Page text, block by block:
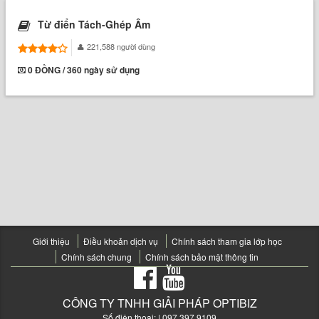
the old man laboured up the hill
ông lão cố sức leo lên sườn đồi
the ship laboured through the rough seas
labouring to breathe
mình là một diễn viên giỏi
people labouring under the handicaps of
ignorance and superstition
những người đau khổ vì ngu dốt và mê tín
to labour the point
Từ điển Tách-Ghép Âm
221,588 người dùng
0 ĐỒNG / 360 ngày sử dụng
Giới thiệu Điều khoản dịch vụ
Chính sách tham gia lớp học
Chính sách chung
Chính sách bảo mật thông tin
CÔNG TY TNHH GIẢI PHÁP OPTIBIZ